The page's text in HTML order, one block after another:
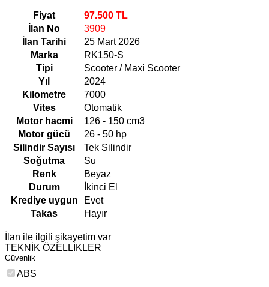
Fiyat
97.500 TL
İlan No
3909
İlan Tarihi
25 Mart 2026
Marka
RK150-S
Tipi
Scooter / Maxi Scooter
Yıl
2024
Kilometre
7000
Vites
Otomatik
Motor hacmi
126 - 150 cm3
Motor gücü
26 - 50 hp
Silindir Sayısı
Tek Silindir
Soğutma
Su
Renk
Beyaz
Durum
İkinci El
Krediye uygun
Evet
Takas
Hayır
İlan ile ilgili şikayetim var
TEKNİK ÖZELLİKLER
Güvenlik
ABS